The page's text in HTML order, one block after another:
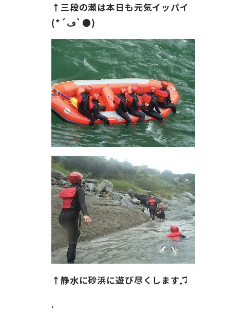
↑三段の瀬は本日も元気イッパイ
(*´ڡ`●)
↑静水に砂浜に遊び尽くします♫
.